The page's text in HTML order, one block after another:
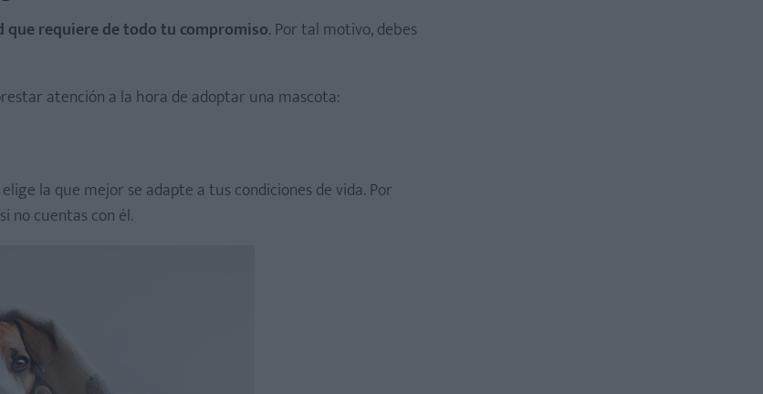
que requiere de todo tu compromiso. Por tal motivo, debes
atención a la hora de adoptar una mascota:
la que mejor se adapte a tus condiciones de vida. Por
no cuentas con él.